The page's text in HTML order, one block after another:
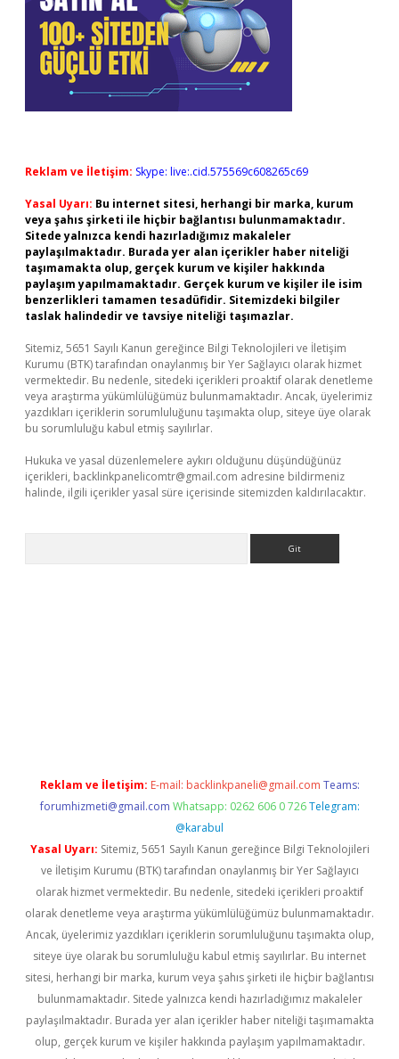
Reklam ve İletişim: Skype: live:.cid.575569c608265c69
Yasal Uyarı: Bu internet sitesi, herhangi bir marka, kurum
veya şahıs şirketi ile hiçbir bağlantısı bulunmamaktadır.
Sitede yalnızca kendi hazırladığımız makaleler
paylaşılmaktadır. Burada yer alan içerikler haber niteliği
taşımamakta olup, gerçek kurum ve kişiler hakkında
paylaşım yapılmamaktadır. Gerçek kurum ve kişiler ile isim
benzerlikleri tamamen tesadüfidir. Sitemizdeki bilgiler
taslak halindedir ve tavsiye niteliği taşımazlar.
Sitemiz, 5651 Sayılı Kanun gereğince Bilgi Teknolojileri ve İletişim
Kurumu (BTK) tarafından onaylanmış bir Yer Sağlayıcı olarak hizmet
vermektedir. Bu nedenle, sitedeki içerikleri proaktif olarak denetleme
veya araştırma yükümlülüğümüz bulunmamaktadır. Ancak, üyelerimiz
yazdıkları içeriklerin sorumluluğunu taşımakta olup, siteye üye olarak
bu sorumluluğu kabul etmiş sayılırlar.
Hukuka ve yasal düzenlemelere aykırı olduğunu düşündüğünüz
içerikleri, backlinkpanelicomtr@gmail.com adresine bildirmeniz
halinde, ilgili içerikler yasal süre içerisinde sitemizden kaldırılacaktır.
Reklam ve İletişim: E-mail: backlinkpaneli@gmail.com Teams:
forumhizmeti@gmail.com Whatsapp: 0262 606 0 726 Telegram:
@karabul
Yasal Uyarı: Sitemiz, 5651 Sayılı Kanun gereğince Bilgi Teknolojileri
ve İletişim Kurumu (BTK) tarafından onaylanmış bir Yer Sağlayıcı
olarak hizmet vermektedir. Bu nedenle, sitedeki içerikleri proaktif
olarak denetleme veya araştırma yükümlülüğümüz bulunmamaktadır.
Ancak, üyelerimiz yazdıkları içeriklerin sorumluluğunu taşımakta olup,
siteye üye olarak bu sorumluluğu kabul etmiş sayılırlar. Bu internet
sitesi, herhangi bir marka, kurum veya şahıs şirketi ile hiçbir bağlantısı
bulunmamaktadır. Sitede yalnızca kendi hazırladığımız makaleler
paylaşılmaktadır. Burada yer alan içerikler haber niteliği taşımamakta
olup, gerçek kurum ve kişiler hakkında paylaşım yapılmamaktadır.